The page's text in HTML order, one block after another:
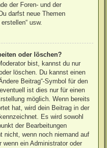
der Foren- und der
darfst neue Themen
usw.
oder löschen?
bist, kannst du nur
löschen. Du kannst einen
Beitrag“-Symbol für den
ist dies nur für einen
möglich. Wenn bereits
hat, wird dein Beitrag in der
Es wird sowohl
der Bearbeitungen
nicht, wenn noch niemand auf
wenn ein Administrator oder